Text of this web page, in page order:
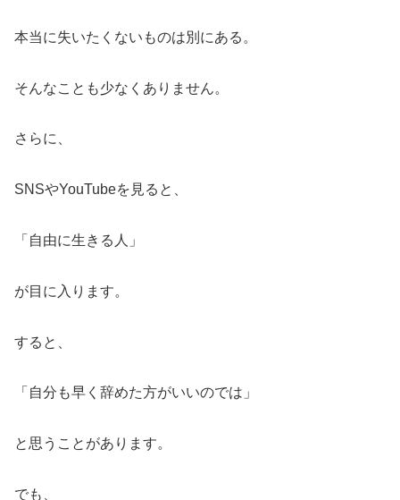
本当に失いたくないものは別にある。
そんなことも少なくありません。
さらに、
SNSやYouTubeを見ると、
「自由に生きる人」
が目に入ります。
すると、
「自分も早く辞めた方がいいのでは」
と思うことがあります。
でも、